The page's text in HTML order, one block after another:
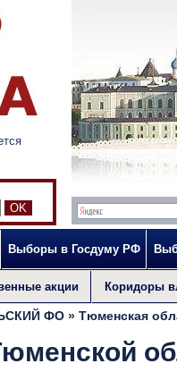
Выборы в Госдуму РФ
акции Коридоры
ФО » Тюменская